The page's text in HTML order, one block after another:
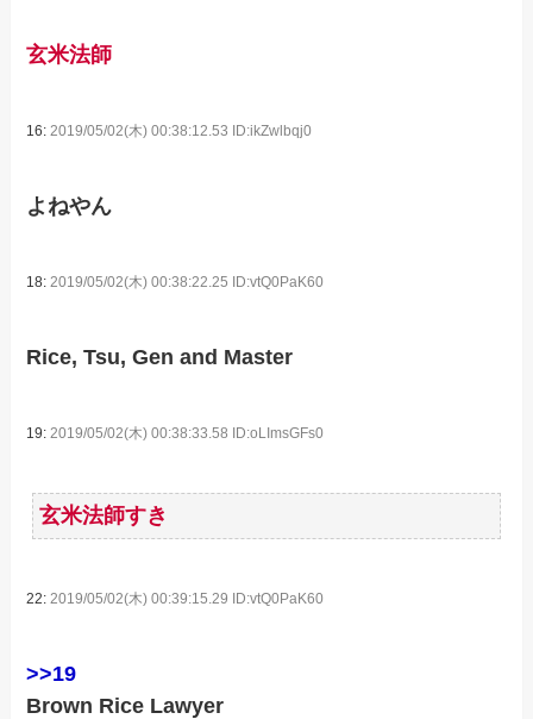
玄米法師
16:2019/05/02(木) 00:38:12.53 ID:ikZwlbqj0
よねやん
18:2019/05/02(木) 00:38:22.25 ID:vtQ0PaK60
Rice, Tsu, Gen and Master
19:2019/05/02(木) 00:38:33.58 ID:oLImsGFs0
玄米法師すき
22:2019/05/02(木) 00:39:15.29 ID:vtQ0PaK60
>>19
Brown Rice Lawyer